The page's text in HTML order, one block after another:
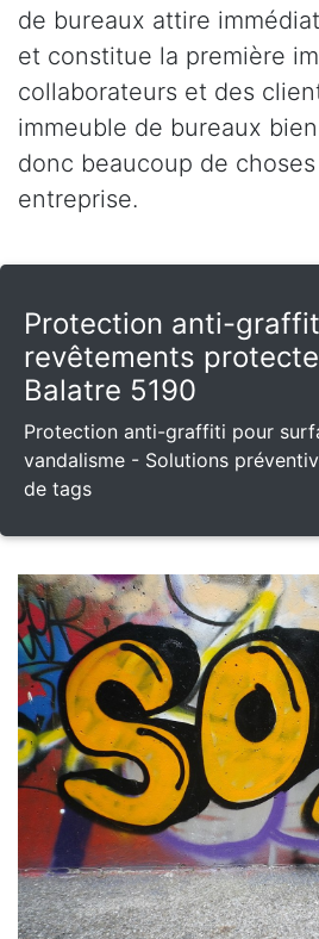
de bureaux attire
et constitue la première
collaborateurs et des
immeuble de bureaux
donc beaucoup de
entreprise.
Protection anti-
revêtements
Balatre 5190
Protection anti-graffiti pour
vandalisme - Solutions
de tags